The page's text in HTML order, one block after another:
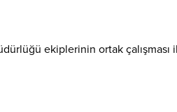
ekiplerinin ortak